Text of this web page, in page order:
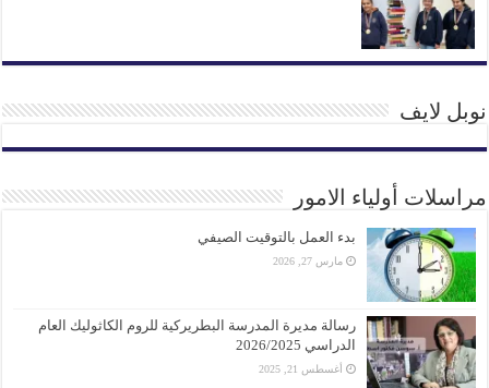
نوبل لايف
مراسلات أولياء الامور
بدء العمل بالتوقيت الصيفي
مارس 27, 2026
رسالة مديرة المدرسة البطريركية للروم الكاثوليك العام
الدراسي 2026/2025
أغسطس 21, 2025